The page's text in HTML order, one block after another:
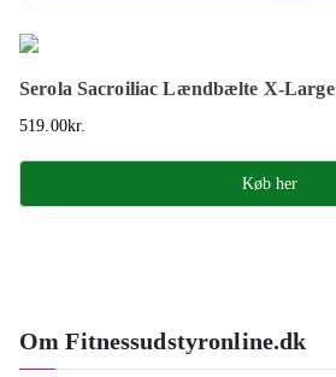
Serola Sacroiliac Lændbælte X-Large
519.00kr.
Køb her
Om Fitnessudstyronline.dk